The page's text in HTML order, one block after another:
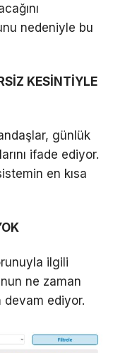
nedeniyle bu
KESİNTİYLE
günlük
ifade ediyor.
en kısa
ilgili
ne zaman
ediyor.